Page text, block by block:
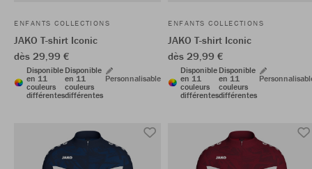
ENFANTS COLLECTIONS
JAKO T-shirt Iconic
dès 29,99 €
Disponible
en 11
couleurs
différentes
Disponible
en 11
couleurs
différentes
Personnalisable
ENFANTS COLLECTIONS
JAKO T-shirt Iconic
dès 29,99 €
Disponible
en 11
couleurs
différentes
Disponible
en 11
couleurs
différentes